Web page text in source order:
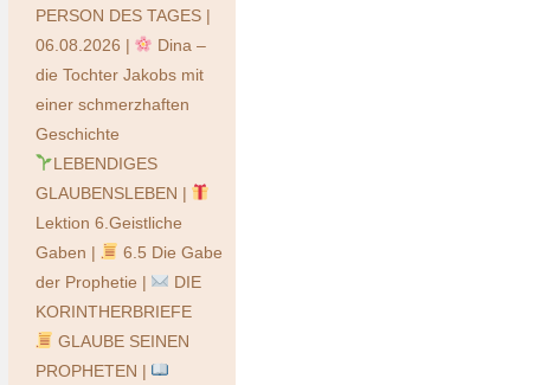
PERSON DES TAGES |
06.08.2026 |
Dina –
die Tochter Jakobs mit
einer schmerzhaften
Geschichte
LEBENDIGES
GLAUBENSLEBEN |
Lektion 6.Geistliche
Gaben |
6.5 Die Gabe
der Prophetie |
DIE
KORINTHERBRIEFE
GLAUBE SEINEN
PROPHETEN |